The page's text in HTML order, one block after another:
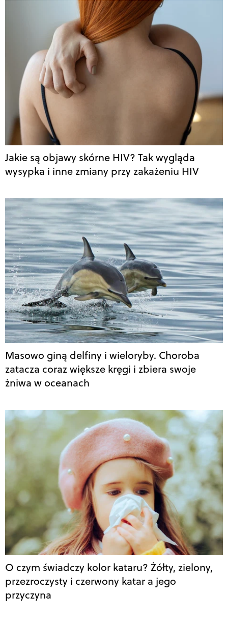
Jakie są objawy skórne HIV? Tak wygląda
wysypka i inne zmiany przy zakażeniu HIV
Masowo giną delfiny i wieloryby. Choroba
zatacza coraz większe kręgi i zbiera swoje
żniwa w oceanach
O czym świadczy kolor kataru? Żółty, zielony,
przezroczysty i czerwony katar a jego
przyczyna